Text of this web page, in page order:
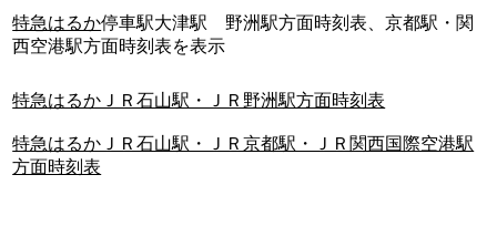
特急はるか停車駅大津駅 野洲駅方面時刻表、京都駅・関
西空港駅方面時刻表を表示
特急はるかＪＲ石山駅・ＪＲ野洲駅方面時刻表
特急はるかＪＲ石山駅・ＪＲ京都駅・ＪＲ関西国際空港駅
方面時刻表